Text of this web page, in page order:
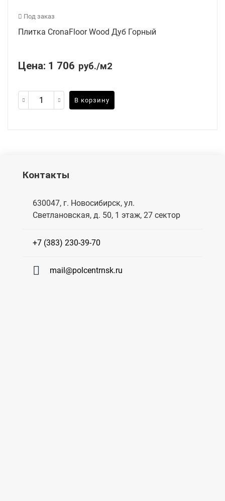
Под заказ
Плитка CronaFloor Wood Дуб Горный
Цена: 1 706 руб./м2
В корзину
Контакты
630047, г. Новосибирск, ул.
Светлановская, д. 50, 1 этаж, 27 сектор
+7 (383) 230-39-70
mail@polcentrnsk.ru